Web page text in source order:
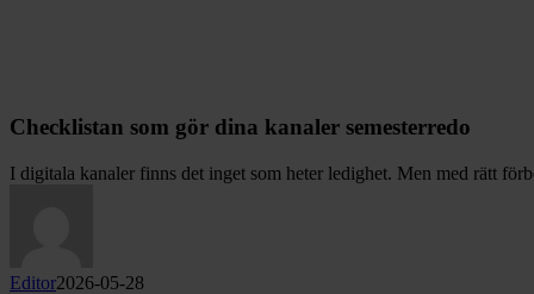
Checklistan som gör dina kanaler semesterredo
I digitala kanaler finns det inget som heter ledighet. Men med rätt
Editor2026-05-28